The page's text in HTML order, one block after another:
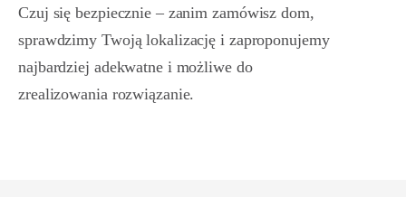
Czuj się bezpiecznie – zanim zamówisz dom,
sprawdzimy Twoją lokalizację i zaproponujemy
najbardziej adekwatne i możliwe do
zrealizowania rozwiązanie.